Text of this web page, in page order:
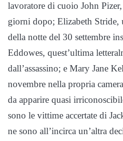
lavoratore di cuoio John
giorni dopo; Elizabeth Stride,
della notte del 30 settembre
Eddowes, quest’ultima
dall’assassino; e Mary Jane
novembre nella propria
da apparire quasi
sono le vittime accertate di
ne sono all’incirca un’altra